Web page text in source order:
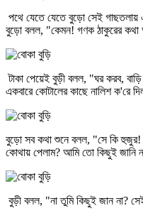
পথে যেতে যেতে বুড়ো সেই
বুড়ো বলল, "কেমন! গণক ঠাকুরের কথা
টাকা পেয়েই বুড়ী বলল, "ঘর করব,
একবারে কোটালের কাছে নালিশ ক'রে
বুড়ো সব কথা শুনে বলল, "সে কি হুজুর!
কোথায় পেলাম? আমি তো কিছুই জানি
বুড়ী বলল, "না তুমি কিছুই জান না?